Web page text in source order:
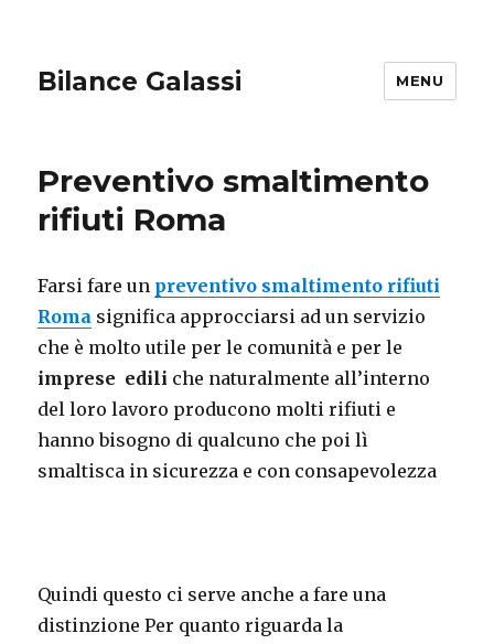
Bilance Galassi MENU
Preventivo smaltimento
rifiuti Roma
Farsi fare un preventivo smaltimento rifiuti
Roma significa approcciarsi ad un servizio
che è molto utile per le comunità e per le
imprese edili che naturalmente all’interno
del loro lavoro producono molti rifiuti e
hanno bisogno di qualcuno che poi lì
smaltisca in sicurezza e con consapevolezza
Quindi questo ci serve anche a fare una
distinzione Per quanto riguarda la